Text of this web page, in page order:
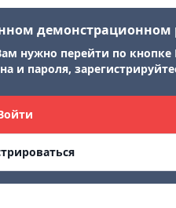
нужно перейти по
и пароля,